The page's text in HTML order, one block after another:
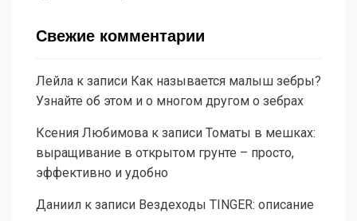
Свежие комментарии
Лейла к записи Как называется малыш зебры?
Узнайте об этом и о многом другом о зебрах
Ксения Любимова к записи Томаты в мешках:
выращивание в открытом грунте – просто,
эффективно и удобно
Даниил к записи Вездеходы TINGER: описание